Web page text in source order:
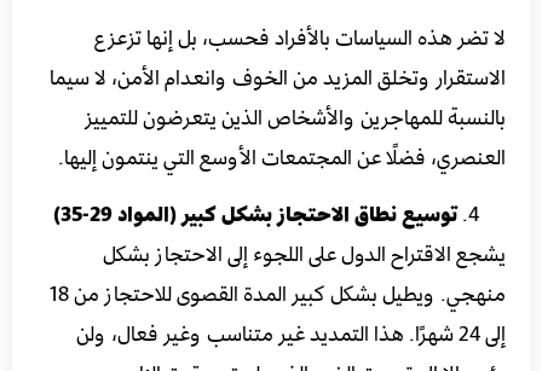
لا تضر هذه السياسات بالأفراد فحسب، بل إنها تزعزع
الاستقرار وتخلق المزيد من الخوف وانعدام الأمن، لا سيما
بالنسبة للمهاجرين والأشخاص الذين يتعرضون للتمييز
العنصري، فضلًا عن المجتمعات الأوسع التي ينتمون إليها.
توسيع نطاق الاحتجاز بشكل كبير (المواد 29-35)
يشجع الاقتراح الدول على اللجوء إلى الاحتجاز بشكل
منهجي. ويطيل بشكل كبير المدة القصوى للاحتجاز من 18
إلى 24 شهرًا. هذا التمديد غير متناسب وغير فعال، ولن